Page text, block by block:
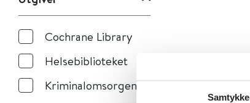
Samtykke
Cochrane Library
Helsebiblioteket
Kriminalomsorgen